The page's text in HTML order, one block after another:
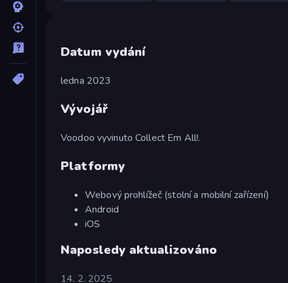
Datum vydání
ledna 2023
Vývojář
Voodoo vyvinuto Collect Em All!.
Platformy
Webový prohlížeč (stolní a mobilní zařízení)
Android
iOS
Naposledy aktualizováno
14. 2. 2025